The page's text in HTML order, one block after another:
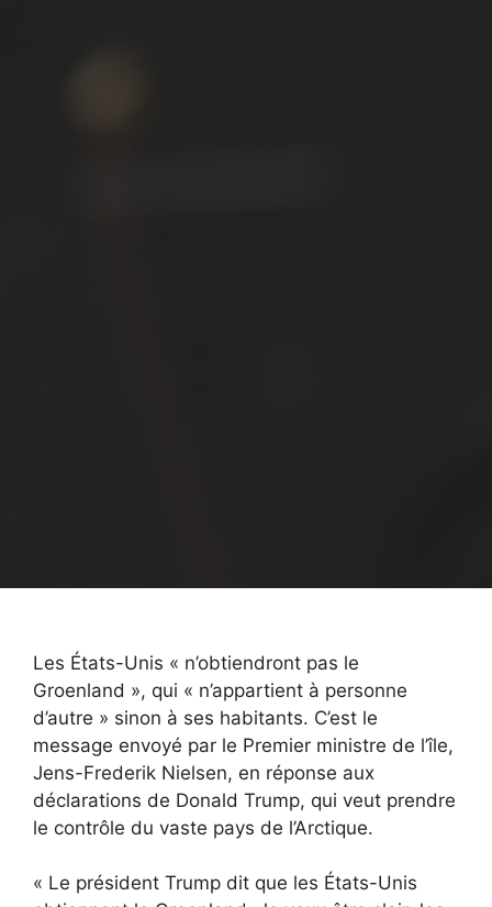
Les États-Unis « n’obtiendront pas le
Groenland », qui « n’appartient à personne
d’autre » sinon à ses habitants. C’est le
message envoyé par le Premier ministre de l’île,
Jens-Frederik Nielsen, en réponse aux
déclarations de Donald Trump, qui veut prendre
le contrôle du vaste pays de l’Arctique.
« Le président Trump dit que les États-Unis